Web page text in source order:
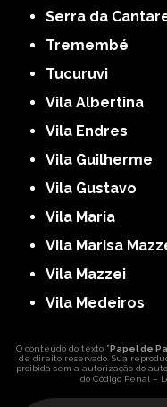
Serra da
Tremembé
Tucuruvi
Vila Albertina
Vila Endres
Vila Guilherme
Vila Gustavo
Vila Maria
Vila Marisa
Vila Mazzei
Vila Medeiros
O conteúdo do texto "Papel de
de direito reservado. Sua
proibida sem a autorização do
do Código Penal –